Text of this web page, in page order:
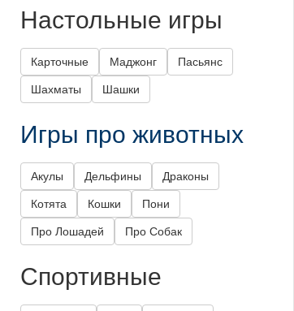
Настольные игры
Карточные Маджонг Пасьянс
Шахматы Шашки
Игры про животных
Акулы Дельфины Драконы
Котята Кошки Пони
Про Лошадей Про Собак
Спортивные